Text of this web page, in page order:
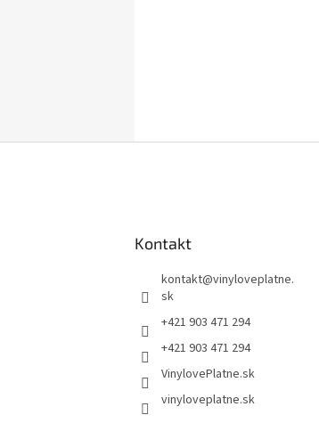
Kontakt
kontakt@vinyloveplatne.
sk
+421 903 471 294
+421 903 471 294
VinylovePlatne.sk
vinyloveplatne.sk